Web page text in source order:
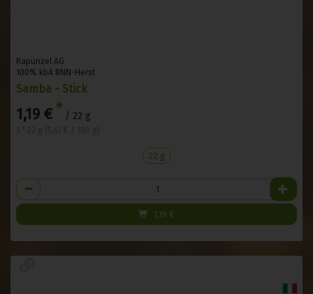
Rapunzel AG
100% kbA BNN-Herst
Samba - Stick
1,19 € * / 22 g
22 g
Anzahl
1,19 €